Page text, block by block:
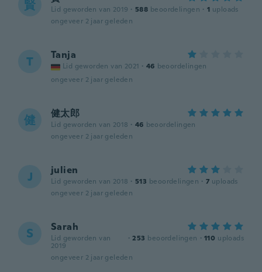
賢 Lid geworden van 2019 · 588 beoordelingen · 1 uploads
ongeveer 2 jaar geleden
T Tanja
Lid geworden van 2021 · 46 beoordelingen
ongeveer 2 jaar geleden
健 健太郎
Lid geworden van 2018 · 46 beoordelingen
ongeveer 2 jaar geleden
J julien
Lid geworden van 2018 · 513 beoordelingen · 7 uploads
ongeveer 2 jaar geleden
S Sarah
Lid geworden van
2019
· 253 beoordelingen · 110 uploads
ongeveer 2 jaar geleden